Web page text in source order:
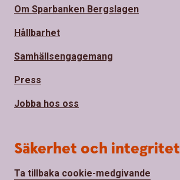
Om Sparbanken Bergslagen
Hållbarhet
Samhällsengagemang
Press
Jobba hos oss
Säkerhet och integritet
Ta tillbaka cookie-medgivande